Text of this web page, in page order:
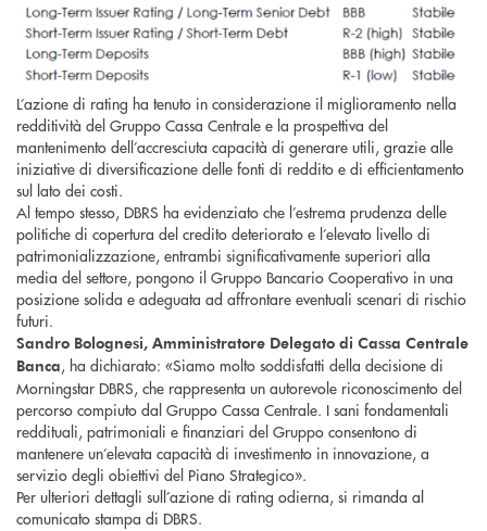
L’azione di rating ha tenuto in considerazione il miglioramento nella
redditività del Gruppo Cassa Centrale e la prospettiva del
mantenimento dell’accresciuta capacità di generare utili, grazie alle
iniziative di diversificazione delle fonti di reddito e di efficientamento
sul lato dei costi.
Al tempo stesso, DBRS ha evidenziato che l’estrema prudenza delle
politiche di copertura del credito deteriorato e l’elevato livello di
patrimonializzazione, entrambi significativamente superiori alla
media del settore, pongono il Gruppo Bancario Cooperativo in una
posizione solida e adeguata ad affrontare eventuali scenari di rischio
futuri.
Sandro Bolognesi, Amministratore Delegato di Cassa Centrale
Banca, ha dichiarato: «Siamo molto soddisfatti della decisione di
Morningstar DBRS, che rappresenta un autorevole riconoscimento del
percorso compiuto dal Gruppo Cassa Centrale. I sani fondamentali
reddituali, patrimoniali e finanziari del Gruppo consentono di
mantenere un’elevata capacità di investimento in innovazione, a
servizio degli obiettivi del Piano Strategico».
Per ulteriori dettagli sull’azione di rating odierna, si rimanda al
comunicato stampa di DBRS.